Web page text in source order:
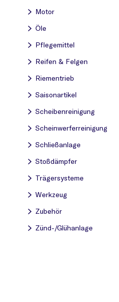
Motor
Öle
Pflegemittel
Reifen & Felgen
Riementrieb
Saisonartikel
Scheibenreinigung
Scheinwerferreinigung
Schließanlage
Stoßdämpfer
Trägersysteme
Werkzeug
Zubehör
Zünd-/Glühanlage